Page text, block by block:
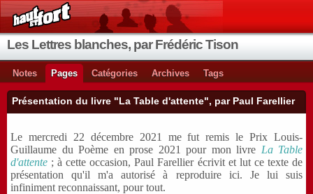
Les Lettres blanches, par Frédéric Tison
Notes Pages Catégories Archives Tags
Présentation du livre "La Table d'attente", par Paul Farellier
Le mercredi 22 décembre 2021 me fut remis le Prix Louis-
Guillaume du Poème en prose 2021 pour mon livre La Table
d'attente ; à cette occasion, Paul Farellier écrivit et lut ce texte de
présentation qu'il m'a autorisé à reproduire ici. Je lui suis
infiniment reconnaissant, pour tout.